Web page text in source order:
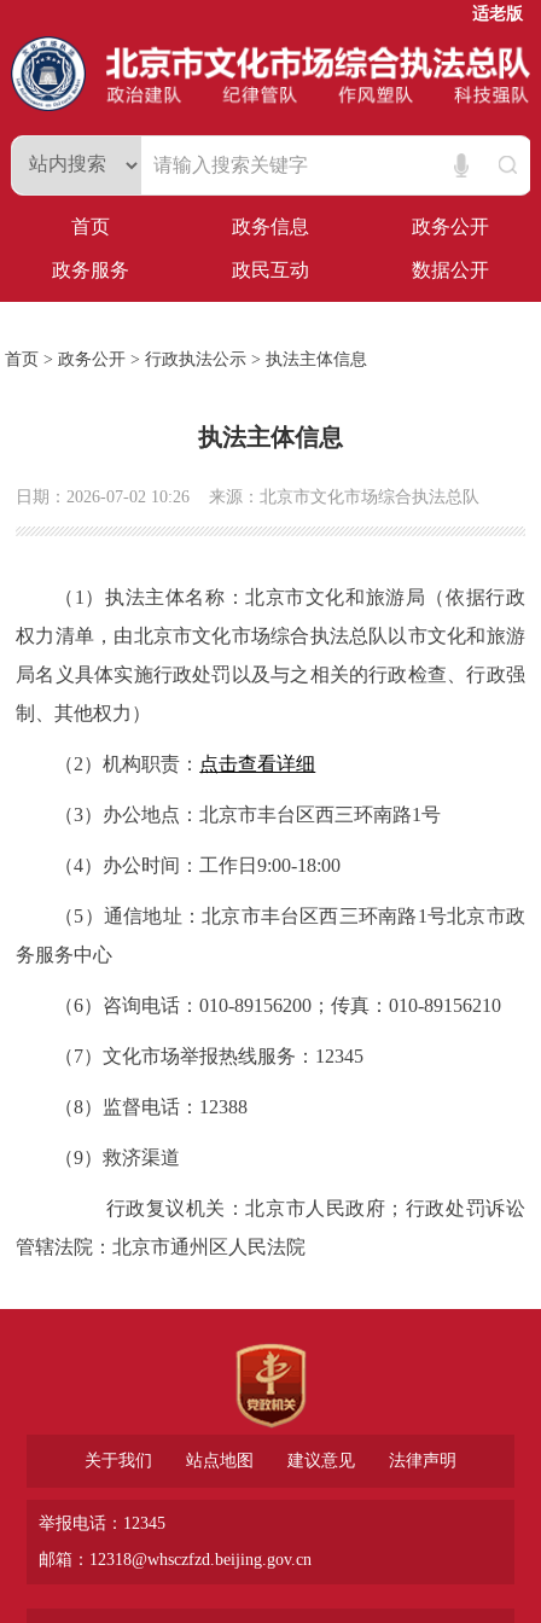
适老版
首页 政务信息 政务公开
政务服务 政民互动 数据公开
首页 >政务公开 >行政执法公示 >执法主体信息
执法主体信息
日期：2026-07-02 10:26 来源：北京市文化市场综合执法总队
（1）执法主体名称：北京市文化和旅游局（依据行政
权力清单，由北京市文化市场综合执法总队以市文化和旅游
局名义具体实施行政处罚以及与之相关的行政检查、行政强
制、其他权力）
（2）机构职责： 点击查看详细
（3）办公地点：北京市丰台区西三环南路1号
（4）办公时间：工作日9:00-18:00
（5）通信地址：北京市丰台区西三环南路1号北京市政
务服务中心
（6）咨询电话：010-89156200；传真：010-89156210
（7）文化市场举报热线服务：12345
（8）监督电话：12388
（9）救济渠道
行政复议机关：北京市人民政府；行政处罚诉讼
管辖法院：北京市通州区人民法院
关于我们 站点地图 建议意见 法律声明
举报电话：12345
邮箱：12318@whsczfzd.beijing.gov.cn